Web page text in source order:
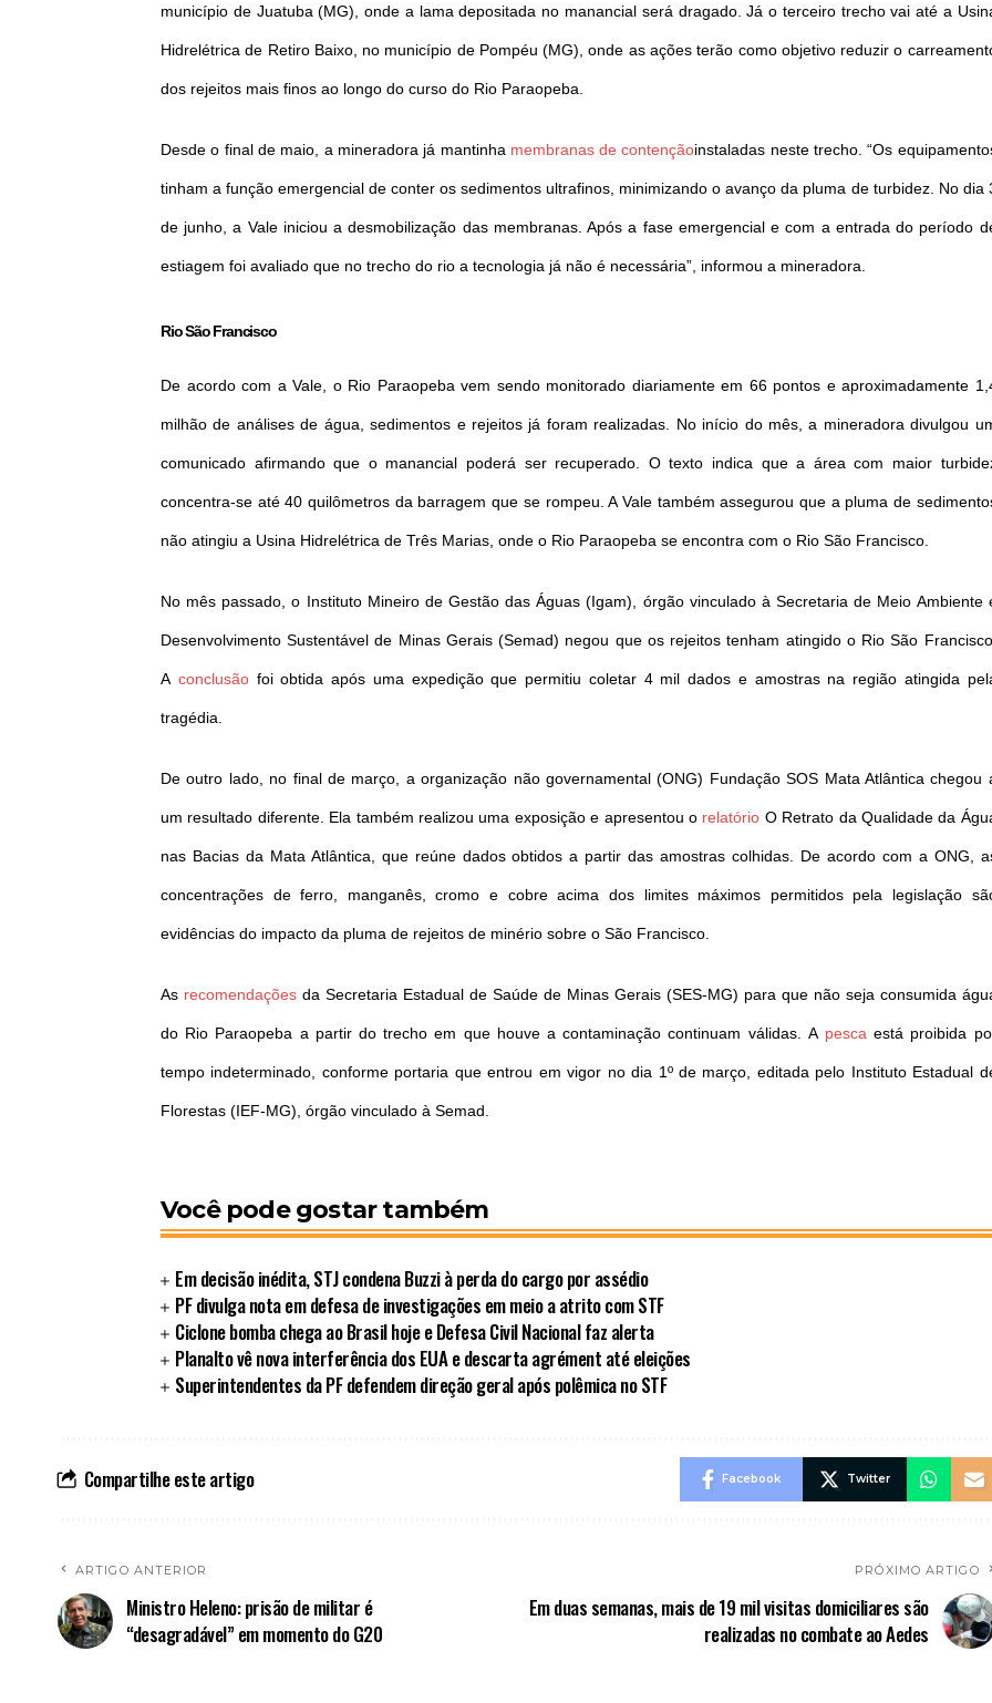
município de Juatuba (MG), onde a lama depositada no manancial será dragado. Já o terceiro trecho vai até a
Hidrelétrica de Retiro Baixo, no município de Pompéu (MG), onde as ações terão como objetivo reduzir o
dos rejeitos mais finos ao longo do curso do Rio Paraopeba.
Desde o final de maio, a mineradora já mantinha membranas de contençãoinstaladas neste trecho. “Os
tinham a função emergencial de conter os sedimentos ultrafinos, minimizando o avanço da pluma de turbidez. No dia
de junho, a Vale iniciou a desmobilização das membranas. Após a fase emergencial e com a entrada do período
estiagem foi avaliado que no trecho do rio a tecnologia já não é necessária”, informou a mineradora.
Rio São Francisco
De acordo com a Vale, o Rio Paraopeba vem sendo monitorado diariamente em 66 pontos e aproximadamente
milhão de análises de água, sedimentos e rejeitos já foram realizadas. No início do mês, a mineradora divulgou
comunicado afirmando que o manancial poderá ser recuperado. O texto indica que a área com maior
concentra-se até 40 quilômetros da barragem que se rompeu. A Vale também assegurou que a pluma de
não atingiu a Usina Hidrelétrica de Três Marias, onde o Rio Paraopeba se encontra com o Rio São Francisco.
No mês passado, o Instituto Mineiro de Gestão das Águas (Igam), órgão vinculado à Secretaria de Meio Ambiente
Desenvolvimento Sustentável de Minas Gerais (Semad) negou que os rejeitos tenham atingido o Rio São Francisco.
A conclusãofoi obtida após uma expedição que permitiu coletar 4 mil dados e amostras na região atingida
tragédia.
De outro lado, no final de março, a organização não governamental (ONG) Fundação SOS Mata Atlântica chegou
um resultado diferente. Ela também realizou uma exposição e apresentou o relatório O Retrato da Qualidade da
nas Bacias da Mata Atlântica, que reúne dados obtidos a partir das amostras colhidas. De acordo com a ONG,
concentrações de ferro, manganês, cromo e cobre acima dos limites máximos permitidos pela legislação
evidências do impacto da pluma de rejeitos de minério sobre o São Francisco.
As recomendaçõesda Secretaria Estadual de Saúde de Minas Gerais (SES-MG) para que não seja consumida
do Rio Paraopeba a partir do trecho em que houve a contaminação continuam válidas. A pesca está proibida
tempo indeterminado, conforme portaria que entrou em vigor no dia 1º de março, editada pelo Instituto Estadual
Florestas (IEF-MG), órgão vinculado à Semad.
Você pode gostar também
Em decisão inédita, STJ condena Buzzi à perda do cargo por assédio
PF divulga nota em defesa de investigações em meio a atrito com STF
Ciclone bomba chega ao Brasil hoje e Defesa Civil Nacional faz alerta
Planalto vê nova interferência dos EUA e descarta agrément até eleições
Superintendentes da PF defendem direção geral após polêmica no STF
Compartilhe este artigo Facebook Twitter
ARTIGO ANTERIOR
Ministro Heleno: prisão de militar é
“desagradável” em momento do G20
PRÓXIMO ARTIGO
Em duas semanas, mais de 19 mil visitas domiciliares são
realizadas no combate ao Aedes